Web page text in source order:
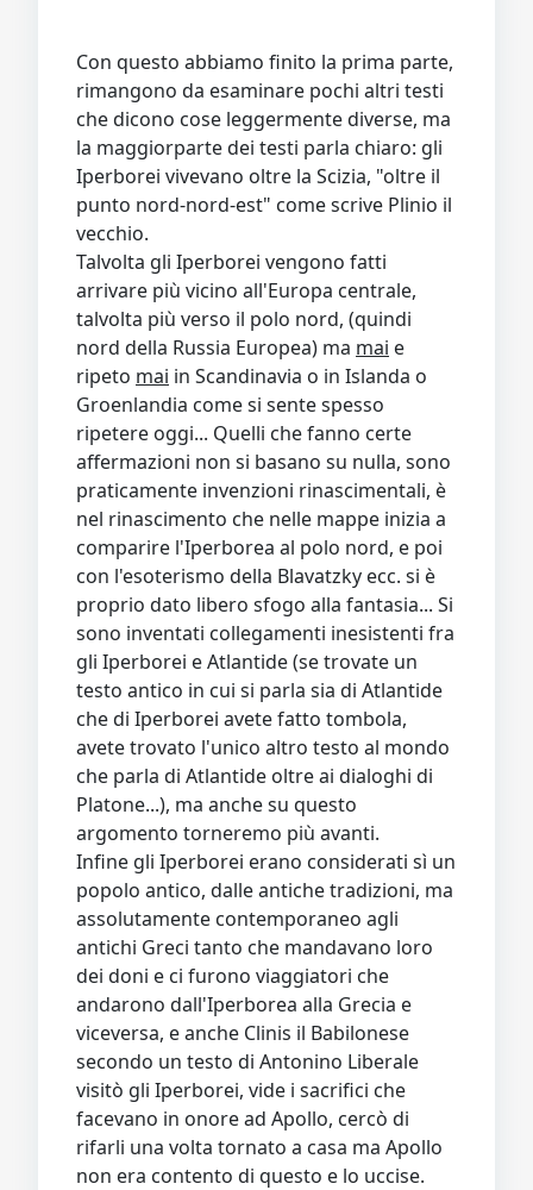
Con questo abbiamo finito la prima parte,
rimangono da esaminare pochi altri testi
che dicono cose leggermente diverse, ma
la maggiorparte dei testi parla chiaro: gli
Iperborei vivevano oltre la Scizia, "oltre il
punto nord-nord-est" come scrive Plinio il
vecchio.
Talvolta gli Iperborei vengono fatti
arrivare più vicino all'Europa centrale,
talvolta più verso il polo nord, (quindi
nord della Russia Europea) ma mai e
ripeto mai in Scandinavia o in Islanda o
Groenlandia come si sente spesso
ripetere oggi... Quelli che fanno certe
affermazioni non si basano su nulla, sono
praticamente invenzioni rinascimentali, è
nel rinascimento che nelle mappe inizia a
comparire l'Iperborea al polo nord, e poi
con l'esoterismo della Blavatzky ecc. si è
proprio dato libero sfogo alla fantasia... Si
sono inventati collegamenti inesistenti fra
gli Iperborei e Atlantide (se trovate un
testo antico in cui si parla sia di Atlantide
che di Iperborei avete fatto tombola,
avete trovato l'unico altro testo al mondo
che parla di Atlantide oltre ai dialoghi di
Platone...), ma anche su questo
argomento torneremo più avanti.
Infine gli Iperborei erano considerati sì un
popolo antico, dalle antiche tradizioni, ma
assolutamente contemporaneo agli
antichi Greci tanto che mandavano loro
dei doni e ci furono viaggiatori che
andarono dall'Iperborea alla Grecia e
viceversa, e anche Clinis il Babilonese
secondo un testo di Antonino Liberale
visitò gli Iperborei, vide i sacrifici che
facevano in onore ad Apollo, cercò di
rifarli una volta tornato a casa ma Apollo
non era contento di questo e lo uccise.